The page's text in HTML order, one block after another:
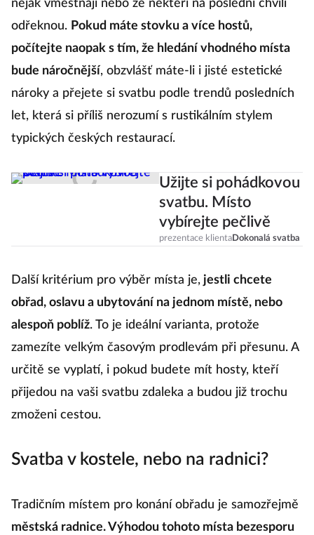
nějak vměstnají nebo že někteří na poslední chvíli
odřeknou. Pokud máte stovku a více hostů,
počítejte naopak s tím, že hledání vhodného místa
bude náročnější, obzvlášť máte-li i jisté estetické
nároky a přejete si svatbu podle trendů posledních
let, která si příliš nerozumí s rustikálním stylem
typických českých restaurací.
Užijte si pohádkovou
svatbu. Místo
vybírejte pečlivě
prezentace klientaDokonalá svatba
Další kritérium pro výběr místa je, jestli chcete
obřad, oslavu a ubytování na jednom místě, nebo
alespoň poblíž. To je ideální varianta, protože
zamezíte velkým časovým prodlevám při přesunu. A
určitě se vyplatí, i pokud budete mít hosty, kteří
přijedou na vaši svatbu zdaleka a budou již trochu
zmoženi cestou.
Svatba v kostele, nebo na radnici?
Tradičním místem pro konání obřadu je samozřejmě
městská radnice. Výhodou tohoto místa bezesporu